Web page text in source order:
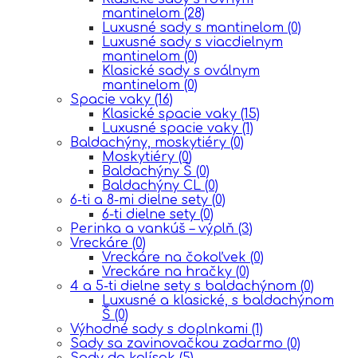
mantinelom (28)
Luxusné sady s mantinelom (0)
Luxusné sady s viacdielnym
mantinelom (0)
Klasické sady s oválnym
mantinelom (0)
Spacie vaky (16)
Klasické spacie vaky (15)
Luxusné spacie vaky (1)
Baldachýny, moskytiéry (0)
Moskytiéry (0)
Baldachýny Š (0)
Baldachýny CL (0)
6-ti a 8-mi dielne sety (0)
6-ti dielne sety (0)
Perinka a vankúš – výplň (3)
Vreckáre (0)
Vreckáre na čokoľvek (0)
Vreckáre na hračky (0)
4 a 5-ti dielne sety s baldachýnom (0)
Luxusné a klasické, s baldachýnom
Š (0)
Výhodné sady s doplnkami (1)
Sady sa zavinovačkou zadarmo (0)